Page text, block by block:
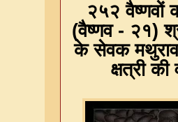
२५२ वैष्णवों
(वैष्णव - २१)
के सेवक
क्षत्री की